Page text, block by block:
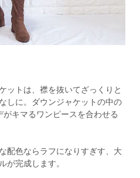
ットは、襟を抜いてざっくりと
しに。ダウンジャケットの中の
キマるワンピースを合わせる
配色ならラフになりすぎす、大
が完成します。